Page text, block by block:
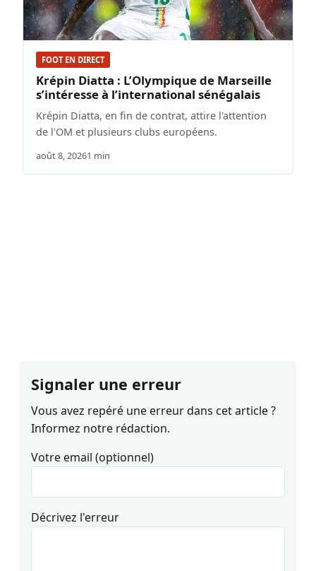
FOOT EN DIRECT
Krépin Diatta : L’Olympique de Marseille
s’intéresse à l’international sénégalais
Krépin Diatta, en fin de contrat, attire l'attention
de l'OM et plusieurs clubs européens.
août 8, 20261 min
Signaler une erreur
Vous avez repéré une erreur dans cet article ?
Informez notre rédaction.
Votre email (optionnel)
Décrivez l'erreur